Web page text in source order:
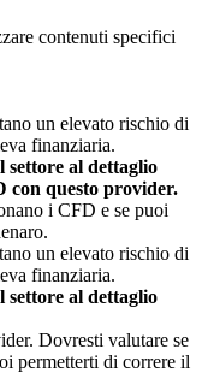
contenuti specifici
un elevato rischio di
finanziaria.
al dettaglio
con questo provider.
i CFD e se puoi
un elevato rischio di
finanziaria.
al dettaglio
Dovresti valutare se
permetterti di correre il